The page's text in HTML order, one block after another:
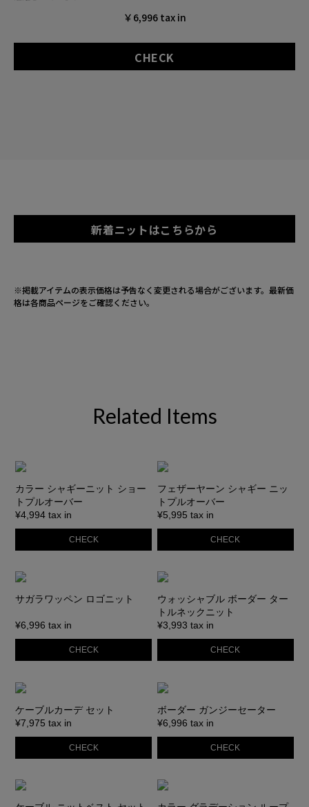
￥6,996 tax in
CHECK
新着ニットはこちらから
※掲載アイテムの表示価格は予告なく変更される場合がございます。 最新価
格は各商品ページをご確認ください。
Related Items
カラー シャギーニット ショー
トプルオーバー
¥4,994 tax in
CHECK
フェザーヤーン シャギー ニッ
トプルオーバー
¥5,995 tax in
CHECK
サガラワッペン ロゴニット
¥6,996 tax in
CHECK
ウォッシャブル ボーダー ター
トルネックニット
¥3,993 tax in
CHECK
ケーブルカーデ セット
¥7,975 tax in
CHECK
ボーダー ガンジーセーター
¥6,996 tax in
CHECK